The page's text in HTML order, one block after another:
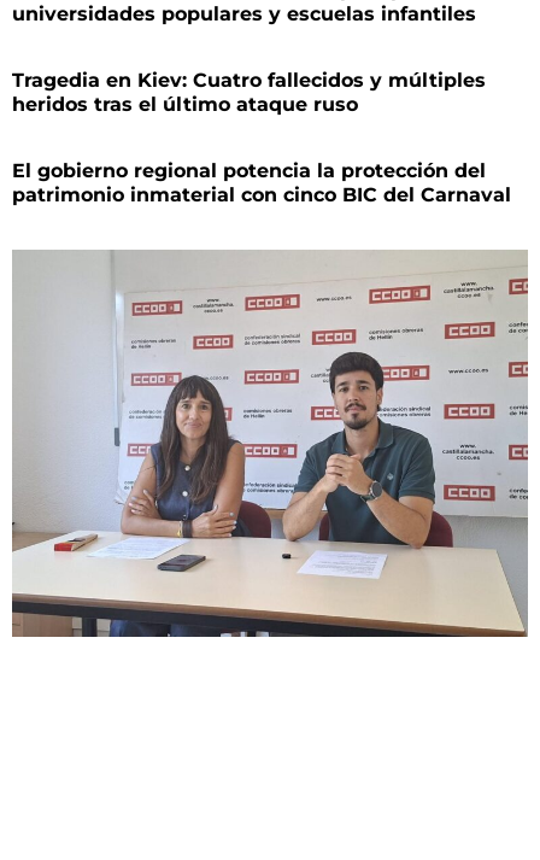
universidades populares y escuelas infantiles
Tragedia en Kiev: Cuatro fallecidos y múltiples
heridos tras el último ataque ruso
El gobierno regional potencia la protección del
patrimonio inmaterial con cinco BIC del Carnaval